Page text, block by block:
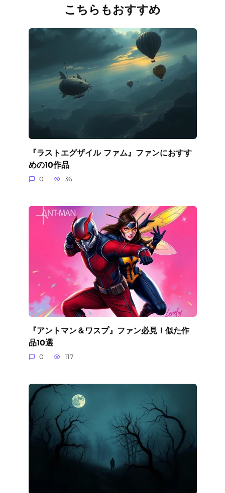
こちらもおすすめ
『ラストエグザイル ファム』ファンにおすす
めの10作品
0 36
『アントマン＆ワスプ』ファン必見！似た作
品10選
0 117